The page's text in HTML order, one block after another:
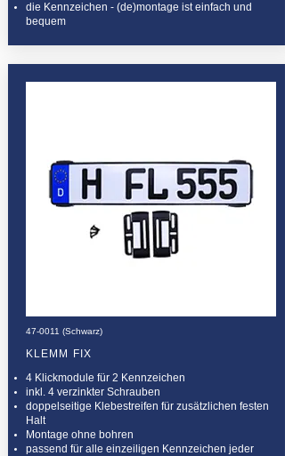
die Kennzeichen - (de)montage ist einfach und
bequem
47-0011 (Schwarz)
KLEMM FIX
4 Klickmodule für 2 Kennzeichen
inkl. 4 verzinkter Schrauben
doppelseitige Klebestreifen für zusätzlichen festen
Halt
Montage ohne bohren
passend für alle einzeiligen Kennzeichen jeder